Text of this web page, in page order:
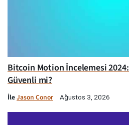
Bitcoin Motion İncelemesi 2024:
Güvenli mi?
İleJason Conor Ağustos 3, 2026